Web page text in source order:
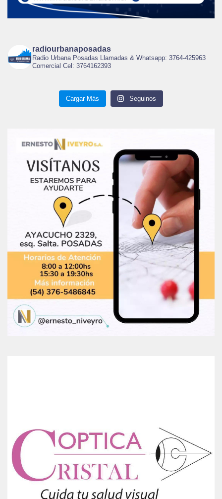
radiourbanaposadas
Radio Urbana Posadas Llamadas & Whatsapp: 3764-425963
Comercial Cel: 3764162393
Cargar Más Seguinos